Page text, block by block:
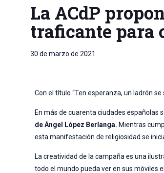
La ACdP
traficante para
30 de marzo de 2021
Con el título “Ten esperanza, un ladrón
En más de cuarenta ciudades españolas
de Ángel López Berlanga. Mientras
esta manifestación de religiosidad se
La creatividad de la campaña es una
todo el mundo pueda ver en sus móviles